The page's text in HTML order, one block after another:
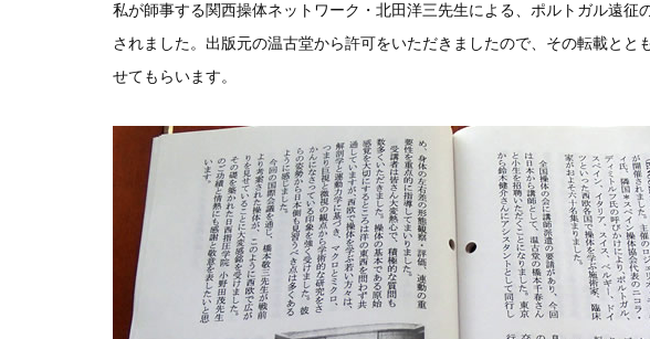
私が師事する関西操体ネットワーク・北田洋三先生による、ポルトガル遠
されました。出版元の温古堂から許可をいただきましたので、その転載と
せてもらいます。